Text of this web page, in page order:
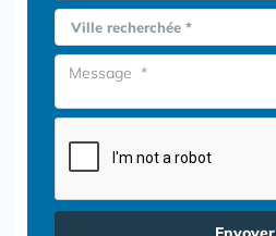
Ville recherchée *